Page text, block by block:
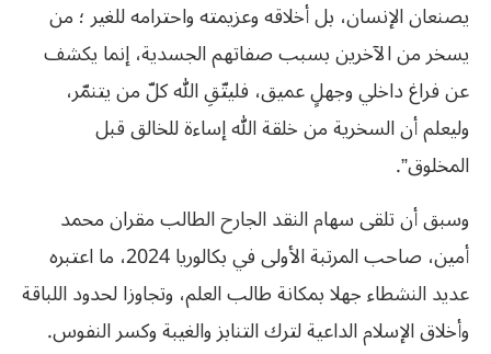
يصنعان الإنسان، بل أخلاقه وعزيمته واحترامه للغير ؛ من
يسخر من الآخرين بسبب صفاتهم الجسدية، إنما يكشف
عن فراغ داخلي وجهلٍ عميق، فليتّقِ الله كلّ من يتنمّر،
وليعلم أن السخرية من خلقة الله إساءة للخالق قبل
المخلوق”.
وسبق أن تلقى سهام النقد الجارح الطالب مقران محمد
أمين، صاحب المرتبة الأولى في بكالوريا 2024، ما اعتبره
عديد النشطاء جهلا بمكانة طالب العلم، وتجاوزا لحدود اللباقة
وأخلاق الإسلام الداعية لترك التنابز والغيبة وكسر النفوس.